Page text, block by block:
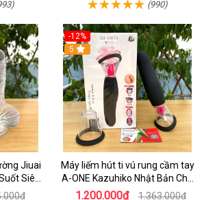
(990)
Jiuai
Siêu
-12%
5
Máy liếm hút ti vú rung cầm tay
A-ONE Kazuhiko Nhật Bản Cho
Nữ massage
1.200.000₫ 1.363.000₫